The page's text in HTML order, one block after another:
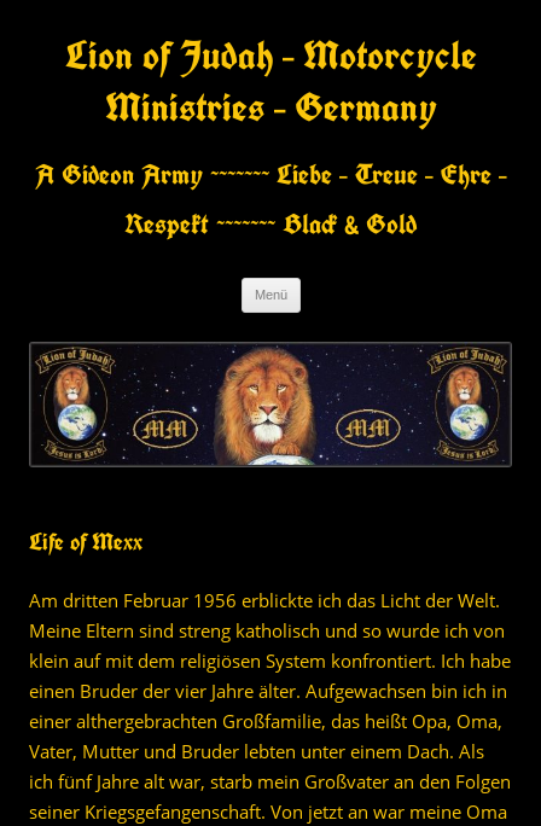
springenLion of Judah – Motorcycle
Ministries – Germany
A Gideon Army ~~~~~~~ Liebe – Treue – Ehre –
Respekt ~~~~~~~ Black & Gold
Menü
Life of Mexx
Am dritten Februar 1956 erblickte ich das Licht der Welt.
Meine Eltern sind streng katholisch und so wurde ich von
klein auf mit dem religiösen System konfrontiert. Ich habe
einen Bruder der vier Jahre älter. Aufgewachsen bin ich in
einer althergebrachten Großfamilie, das heißt Opa, Oma,
Vater, Mutter und Bruder lebten unter einem Dach. Als
ich fünf Jahre alt war, starb mein Großvater an den Folgen
seiner Kriegsgefangenschaft. Von jetzt an war meine Oma